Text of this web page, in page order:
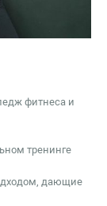
фитнеса и
тренинге
дающие